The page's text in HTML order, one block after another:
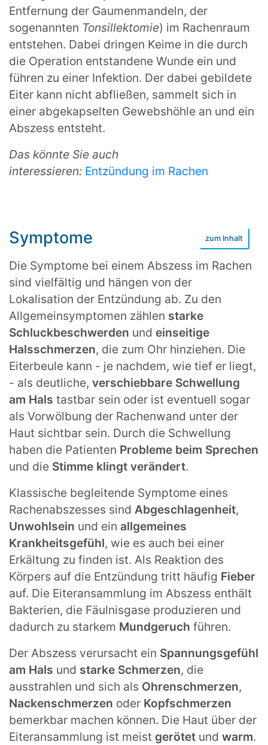
Entfernung der Gaumenmandeln, der
sogenannten Tonsillektomie) im Rachenraum
entstehen. Dabei dringen Keime in die durch
die Operation entstandene Wunde ein und
führen zu einer Infektion. Der dabei gebildete
Eiter kann nicht abfließen, sammelt sich in
einer abgekapselten Gewebshöhle an und ein
Abszess entsteht.
Das könnte Sie auch
interessieren: Entzündung im Rachen
Symptome
Die Symptome bei einem Abszess im Rachen
sind vielfältig und hängen von der
Lokalisation der Entzündung ab. Zu den
Allgemeinsymptomen zählen starke
Schluckbeschwerden und einseitige
Halsschmerzen, die zum Ohr hinziehen. Die
Eiterbeule kann - je nachdem, wie tief er liegt,
- als deutliche, verschiebbare Schwellung
am Hals tastbar sein oder ist eventuell sogar
als Vorwölbung der Rachenwand unter der
Haut sichtbar sein. Durch die Schwellung
haben die Patienten Probleme beim Sprechen
und die Stimme klingt verändert.
Klassische begleitende Symptome eines
Rachenabszesses sind Abgeschlagenheit,
Unwohlsein und ein allgemeines
Krankheitsgefühl, wie es auch bei einer
Erkältung zu finden ist. Als Reaktion des
Körpers auf die Entzündung tritt häufig Fieber
auf. Die Eiteransammlung im Abszess enthält
Bakterien, die Fäulnisgase produzieren und
dadurch zu starkem Mundgeruch führen.
Der Abszess verursacht ein Spannungsgefühl
am Hals und starke Schmerzen, die
ausstrahlen und sich als Ohrenschmerzen,
Nackenschmerzen oder Kopfschmerzen
bemerkbar machen können. Die Haut über der
Eiteransammlung ist meist gerötet und warm.